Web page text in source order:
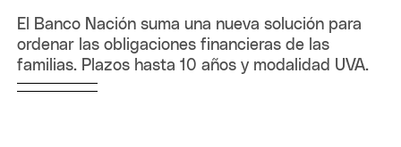
El Banco Nación suma una nueva solución para
ordenar las obligaciones financieras de las
familias. Plazos hasta 10 años y modalidad UVA.